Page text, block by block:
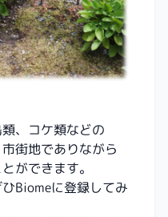
、コケ類などの
街地でありながら
ができます。
Biomeに登録してみ